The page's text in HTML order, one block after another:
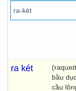
ra két (raquett
bầu
cầu